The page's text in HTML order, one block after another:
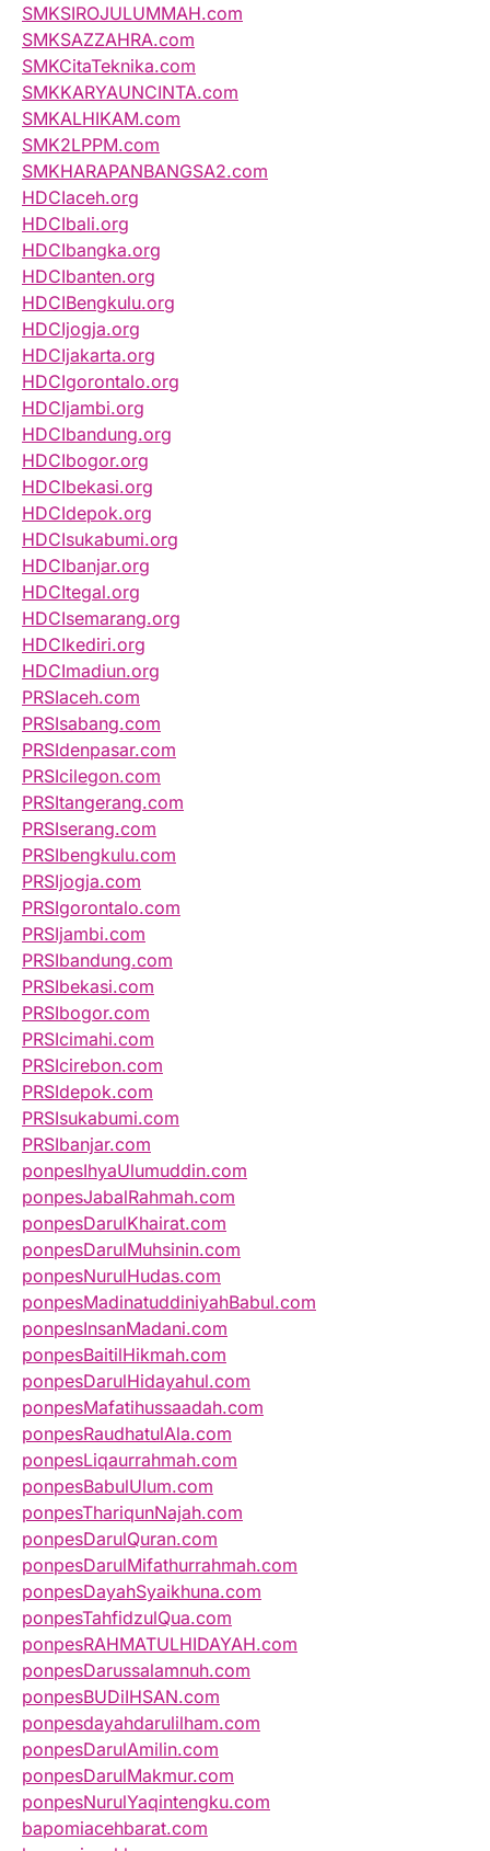
SMKSIROJULUMMAH.com
SMKSAZZAHRA.com
SMKCitaTeknika.com
SMKKARYAUNCINTA.com
SMKALHIKAM.com
SMK2LPPM.com
SMKHARAPANBANGSA2.com
HDCIaceh.org
HDCIbali.org
HDCIbangka.org
HDCIbanten.org
HDCIBengkulu.org
HDCIjogja.org
HDCIjakarta.org
HDCIgorontalo.org
HDCIjambi.org
HDCIbandung.org
HDCIbogor.org
HDCIbekasi.org
HDCIdepok.org
HDCIsukabumi.org
HDCIbanjar.org
HDCItegal.org
HDCIsemarang.org
HDCIkediri.org
HDCImadiun.org
PRSIaceh.com
PRSIsabang.com
PRSIdenpasar.com
PRSIcilegon.com
PRSItangerang.com
PRSIserang.com
PRSIbengkulu.com
PRSIjogja.com
PRSIgorontalo.com
PRSIjambi.com
PRSIbandung.com
PRSIbekasi.com
PRSIbogor.com
PRSIcimahi.com
PRSIcirebon.com
PRSIdepok.com
PRSIsukabumi.com
PRSIbanjar.com
ponpesIhyaUlumuddin.com
ponpesJabalRahmah.com
ponpesDarulKhairat.com
ponpesDarulMuhsinin.com
ponpesNurulHudas.com
ponpesMadinatuddiniyahBabul.com
ponpesInsanMadani.com
ponpesBaitilHikmah.com
ponpesDarulHidayahul.com
ponpesMafatihussaadah.com
ponpesRaudhatulAla.com
ponpesLiqaurrahmah.com
ponpesBabulUlum.com
ponpesThariqunNajah.com
ponpesDarulQuran.com
ponpesDarulMifathurrahmah.com
ponpesDayahSyaikhuna.com
ponpesTahfidzulQua.com
ponpesRAHMATULHIDAYAH.com
ponpesDarussalamnuh.com
ponpesBUDiIHSAN.com
ponpesdayahdarulilham.com
ponpesDarulAmilin.com
ponpesDarulMakmur.com
ponpesNurulYaqintengku.com
bapomiacehbarat.com